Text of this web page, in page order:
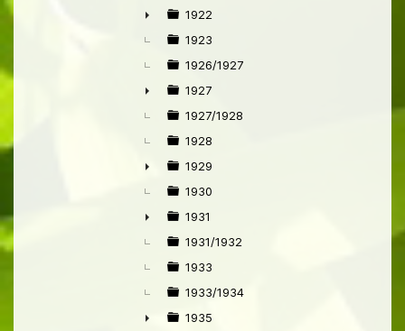
►
1922
1923
1926/1927
►
1927
1927/1928
1928
►
1929
1930
►
1931
1931/1932
1933
1933/1934
1935